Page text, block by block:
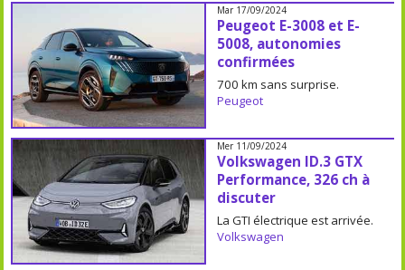
Mar 17/09/2024
Peugeot E-3008 et E-
5008, autonomies
confirmées
700 km sans surprise.
Peugeot
Mer 11/09/2024
Volkswagen ID.3 GTX
Performance, 326 ch à
discuter
La GTI électrique est arrivée.
Volkswagen